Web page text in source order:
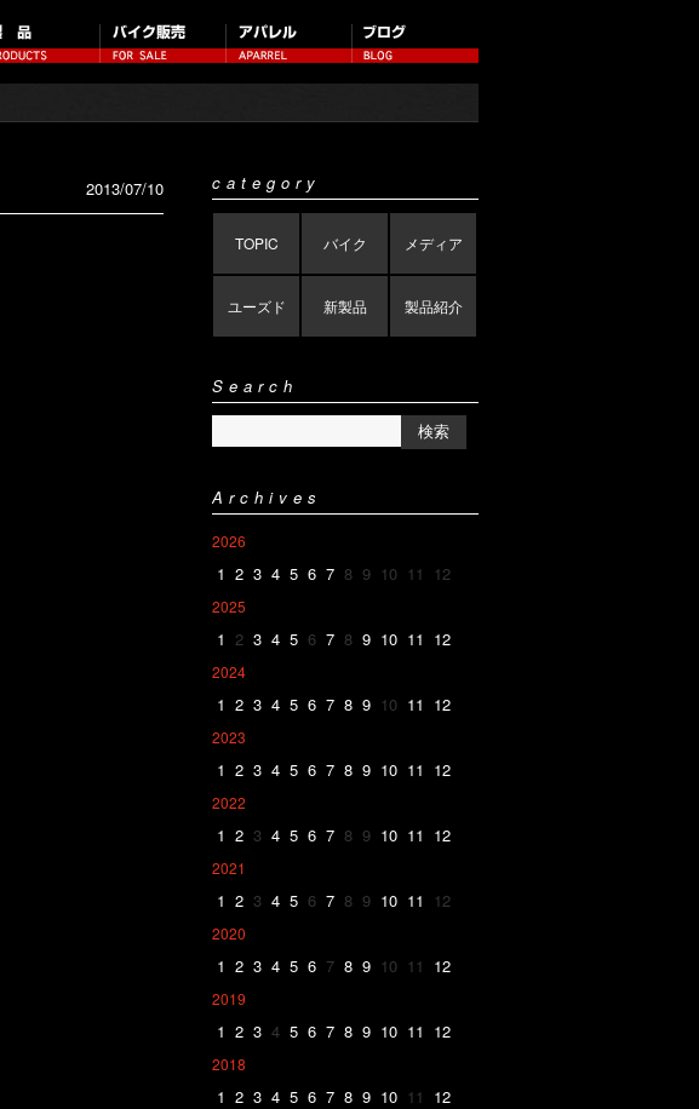
2013/07/10 category
TOPIC バイク メディア
ユーズド 新製品 製品紹介
Search
Archives
2026
1 2 3 4 5 6 7 8 9 10 11 12
2025
1 2 3 4 5 6 7 8 9 10 11 12
2024
1 2 3 4 5 6 7 8 9 10 11 12
2023
1 2 3 4 5 6 7 8 9 10 11 12
2022
1 2 3 4 5 6 7 8 9 10 11 12
2021
1 2 3 4 5 6 7 8 9 10 11 12
2020
1 2 3 4 5 6 7 8 9 10 11 12
2019
1 2 3 4 5 6 7 8 9 10 11 12
2018
1 2 3 4 5 6 7 8 9 10 11 12